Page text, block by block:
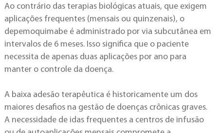
Ao contrário das terapias biológicas atuais, que exigem
aplicações frequentes (mensais ou quinzenais), o
depemoquimabe é administrado por via subcutânea em
intervalos de 6 meses. Isso significa que o paciente
necessita de apenas duas aplicações por ano para
manter o controle da doença.
A baixa adesão terapêutica é historicamente um dos
maiores desafios na gestão de doenças crônicas graves.
A necessidade de idas frequentes a centros de infusão